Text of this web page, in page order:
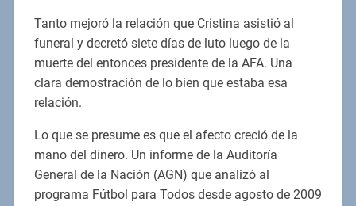
Tanto mejoró la relación que Cristina asistió al
funeral y decretó siete días de luto luego de la
muerte del entonces presidente de la AFA. Una
clara demostración de lo bien que estaba esa
relación.
Lo que se presume es que el afecto creció de la
mano del dinero. Un informe de la Auditoría
General de la Nación (AGN) que analizó al
programa Fútbol para Todos desde agosto de 2009